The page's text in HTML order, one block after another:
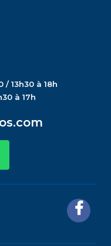
/ 13h30 à 18h
à 17h